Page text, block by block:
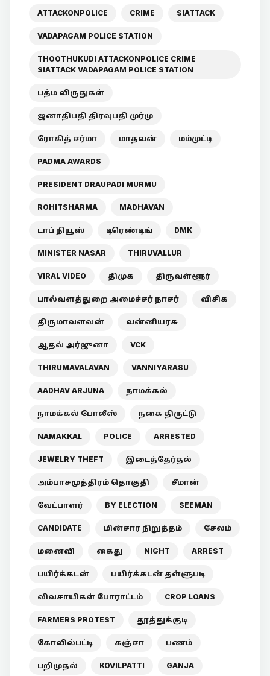
ATTACKONPOLICE CRIME SIATTACK
VADAPAGAM POLICE STATION
THOOTHUKUDI ATTACKONPOLICE CRIME
SIATTACK VADAPAGAM POLICE STATION
பத்ம விருதுகள்
ஜனாதிபதி திரவுபதி முர்மு
ரோகித் சர்மா மாதவன் மம்முட்டி
PADMA AWARDS
PRESIDENT DRAUPADI MURMU
ROHITSHARMA MADHAVAN
டாப் நியூஸ் டிரெண்டிங் DMK
MINISTER NASAR THIRUVALLUR
VIRAL VIDEO திமுக திருவள்ளூர்
பால்வளத்துறை அமைச்சர் நாசர் விசிக
திருமாவளவன் வன்னியரசு
ஆதவ் அர்ஜுனா VCK
THIRUMAVALAVAN VANNIYARASU
AADHAV ARJUNA நாமக்கல்
நாமக்கல் போலீஸ் நகை திருட்டு
NAMAKKAL POLICE ARRESTED
JEWELRY THEFT இடைத்தேர்தல்
அம்பாசமுத்திரம் தொகுதி சீமான்
வேட்பாளர் BY ELECTION SEEMAN
CANDIDATE மின்சார நிறுத்தம் சேலம்
மனைவி கைது NIGHT ARREST
பயிர்க்கடன் பயிர்க்கடன் தள்ளுபடி
விவசாயிகள் போராட்டம் CROP LOANS
FARMERS PROTEST தூத்துக்குடி
கோவில்பட்டி கஞ்சா பணம்
பறிமுதல் KOVILPATTI GANJA